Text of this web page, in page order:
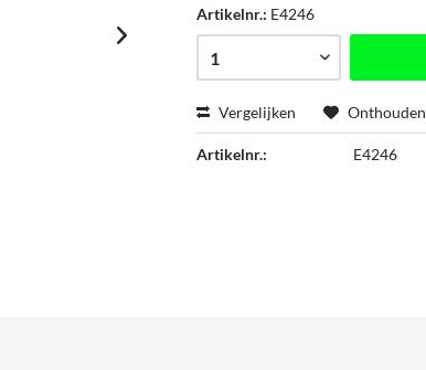
Artikelnr.: E4246
Vergelijken Onthouden
Artikelnr.: E4246